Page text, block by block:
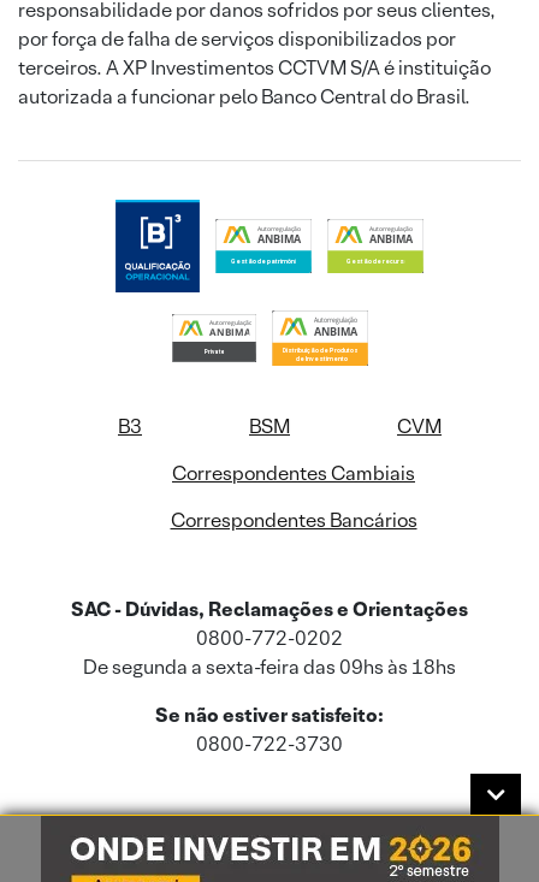
responsabilidade por danos sofridos por seus clientes,
por força de falha de serviços disponibilizados por
terceiros. A XP Investimentos CCTVM S/A é instituição
autorizada a funcionar pelo Banco Central do Brasil.
B3 BSM
CVM
Correspondentes Cambiais
Correspondentes Bancários
SAC - Dúvidas, Reclamações e Orientações
0800-772-0202
De segunda a sexta-feira das 09hs às 18hs
Se não estiver satisfeito:
0800-722-3730
Este site usa cookies e dados pessoais de acordo com a nossaPolítica de
Cookies
e a nossaPolítica de Privacidade.